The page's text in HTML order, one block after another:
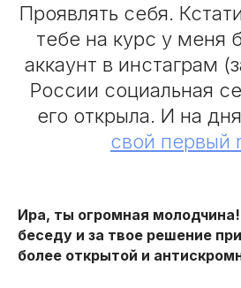
Проявлять себя.
тебе на курс у меня
аккаунт в инстаграм
России социальная
его открыла. И на
свой первый
Ира, ты огромная
беседу и за твое решение
более открытой и